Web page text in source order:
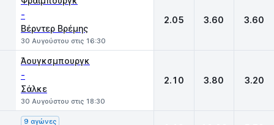
-
Βέρντερ Βρέμης
30 Αυγούστου στις 16:30
2.05 3.60 3.60
Άουγκσμπουργκ
-
Σάλκε
30 Αυγούστου στις 18:30
2.10 3.80 3.20
9 αγώνες